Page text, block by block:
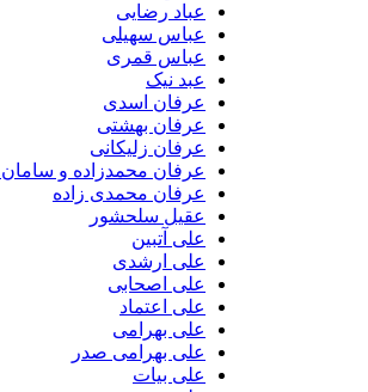
عباد رضایی
عباس سهیلی
عباس قمری
عبد نیک
عرفان اسدی
عرفان بهشتی
عرفان زلیکانی
عرفان محمدزاده و سامان داداشی
عرفان محمدی زاده
عقیل سلحشور
علی آتبین
علی ارشدی
علی اصحابی
علی اعتماد
علی بهرامی
علی بهرامی صدر
علی بیات